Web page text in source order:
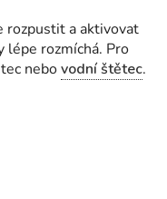
rozpustit a aktivovat
lépe rozmíchá. Pro
nebovodní štětec.